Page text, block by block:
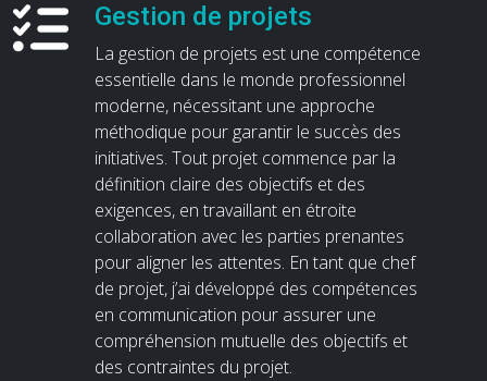
Gestion de projets
La gestion de projets est une compétence
essentielle dans le monde professionnel
moderne, nécessitant une approche
méthodique pour garantir le succès des
initiatives. Tout projet commence par la
définition claire des objectifs et des
exigences, en travaillant en étroite
collaboration avec les parties prenantes
pour aligner les attentes. En tant que chef
de projet, j’ai développé des compétences
en communication pour assurer une
compréhension mutuelle des objectifs et
des contraintes du projet.